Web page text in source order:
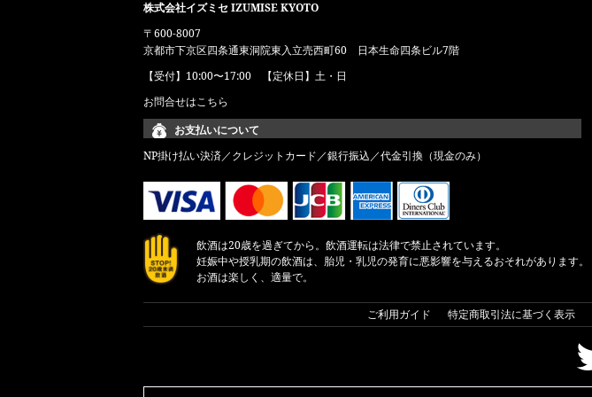
株式会社イズミセ IZUMISE KYOTO
〒600-8007
京都市下京区四条通東洞院東入立売西町60 日本生命四条ビル7階
【受付】10:00〜17:00 【定休日】土・日
お問合せはこちら
お支払いについて
NP掛け払い決済／クレジットカード／銀行振込／代金引換（現金のみ）
飲酒は20歳を過ぎてから。飲酒運転は法律で禁止されています。
妊娠中や授乳期の飲酒は、胎児・乳児の発育に悪影響を与えるおそれがあります。
お酒は楽しく、適量で。
ご利用ガイド 特定商取引法に基づく表示